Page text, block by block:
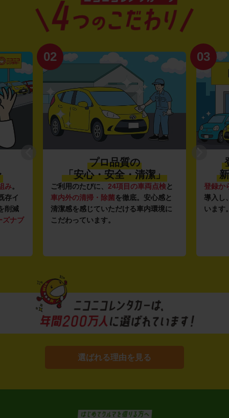
み。
存イ
削減
ズナブ
02
プロ品質の
「安心・安全・清潔」
ご利用のたびに、 24項目の車両点検と
車内外の清掃・除菌を徹底。安心感と
清潔感を感じていただける車内環境に
こだわっています。
03
登録か
導入し
います
選ばれる理由を見る